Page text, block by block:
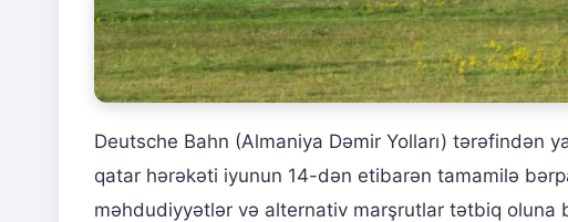
Deutsche Bahn (Almaniya Dəmir Yolları) tərəfindən
qatar hərəkəti iyunun 14-dən etibarən tamamilə
məhdudiyyətlər və alternativ marşrutlar tətbiq oluna